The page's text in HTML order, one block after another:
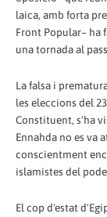
laica, amb forta
Front Po­pular– ha
una tornada al
La falsa i
les eleccions del
Constituent, s'ha
Ennahda no es va
conscientment
islamistes del
El cop d'estat